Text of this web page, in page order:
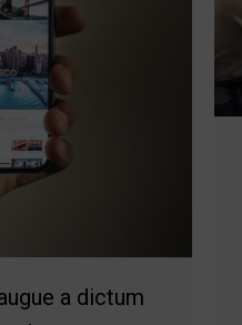
a dictum